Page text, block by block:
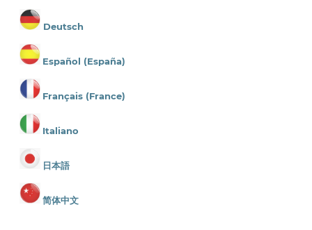
Deutsch
Español (España)
Français (France)
Italiano
日本語
简体中文